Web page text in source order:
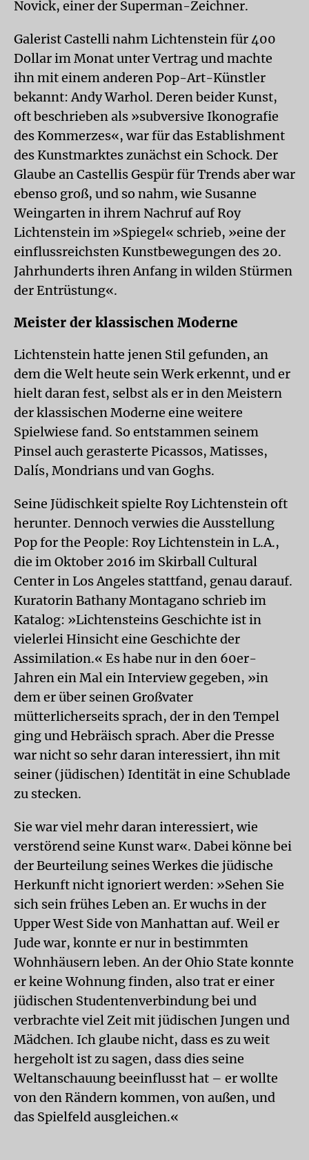
Novick, einer der Superman-Zeichner.
Galerist Castelli nahm Lichtenstein für 400
Dollar im Monat unter Vertrag und machte
ihn mit einem anderen Pop-Art-Künstler
bekannt: Andy Warhol. Deren beider Kunst,
oft beschrieben als »subversive Ikonografie
des Kommerzes«, war für das Establishment
des Kunstmarktes zunächst ein Schock. Der
Glaube an Castellis Gespür für Trends aber war
ebenso groß, und so nahm, wie Susanne
Weingarten in ihrem Nachruf auf Roy
Lichtenstein im »Spiegel« schrieb, »eine der
einflussreichsten Kunstbewegungen des 20.
Jahrhunderts ihren Anfang in wilden Stürmen
der Entrüstung«.
Meister der klassischen Moderne
Lichtenstein hatte jenen Stil gefunden, an
dem die Welt heute sein Werk erkennt, und er
hielt daran fest, selbst als er in den Meistern
der klassischen Moderne eine weitere
Spielwiese fand. So entstammen seinem
Pinsel auch gerasterte Picassos, Matisses,
Dalís, Mondrians und van Goghs.
Seine Jüdischkeit spielte Roy Lichtenstein oft
herunter. Dennoch verwies die Ausstellung
Pop for the People: Roy Lichtenstein in L.A.,
die im Oktober 2016 im Skirball Cultural
Center in Los Angeles stattfand, genau darauf.
Kuratorin Bathany Montagano schrieb im
Katalog: »Lichtensteins Geschichte ist in
vielerlei Hinsicht eine Geschichte der
Assimilation.« Es habe nur in den 60er-
Jahren ein Mal ein Interview gegeben, »in
dem er über seinen Großvater
mütterlicherseits sprach, der in den Tempel
ging und Hebräisch sprach. Aber die Presse
war nicht so sehr daran interessiert, ihn mit
seiner (jüdischen) Identität in eine Schublade
zu stecken.
Sie war viel mehr daran interessiert, wie
verstörend seine Kunst war«. Dabei könne bei
der Beurteilung seines Werkes die jüdische
Herkunft nicht ignoriert werden: »Sehen Sie
sich sein frühes Leben an. Er wuchs in der
Upper West Side von Manhattan auf. Weil er
Jude war, konnte er nur in bestimmten
Wohnhäusern leben. An der Ohio State konnte
er keine Wohnung finden, also trat er einer
jüdischen Studentenverbindung bei und
verbrachte viel Zeit mit jüdischen Jungen und
Mädchen. Ich glaube nicht, dass es zu weit
hergeholt ist zu sagen, dass dies seine
Weltanschauung beeinflusst hat – er wollte
von den Rändern kommen, von außen, und
das Spielfeld ausgleichen.«